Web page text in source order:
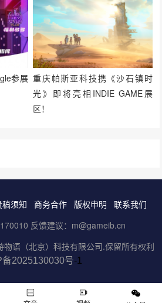
参展 重庆帕斯亚科技携《沙石镇时
光》即将亮相INDIE GAME展
区！
稿须知 商务合作 版权申明
联系我们
反馈建议：m@gameib.cn
物语（北京）科技有限公司.保留所有权利
备2025130030号-1